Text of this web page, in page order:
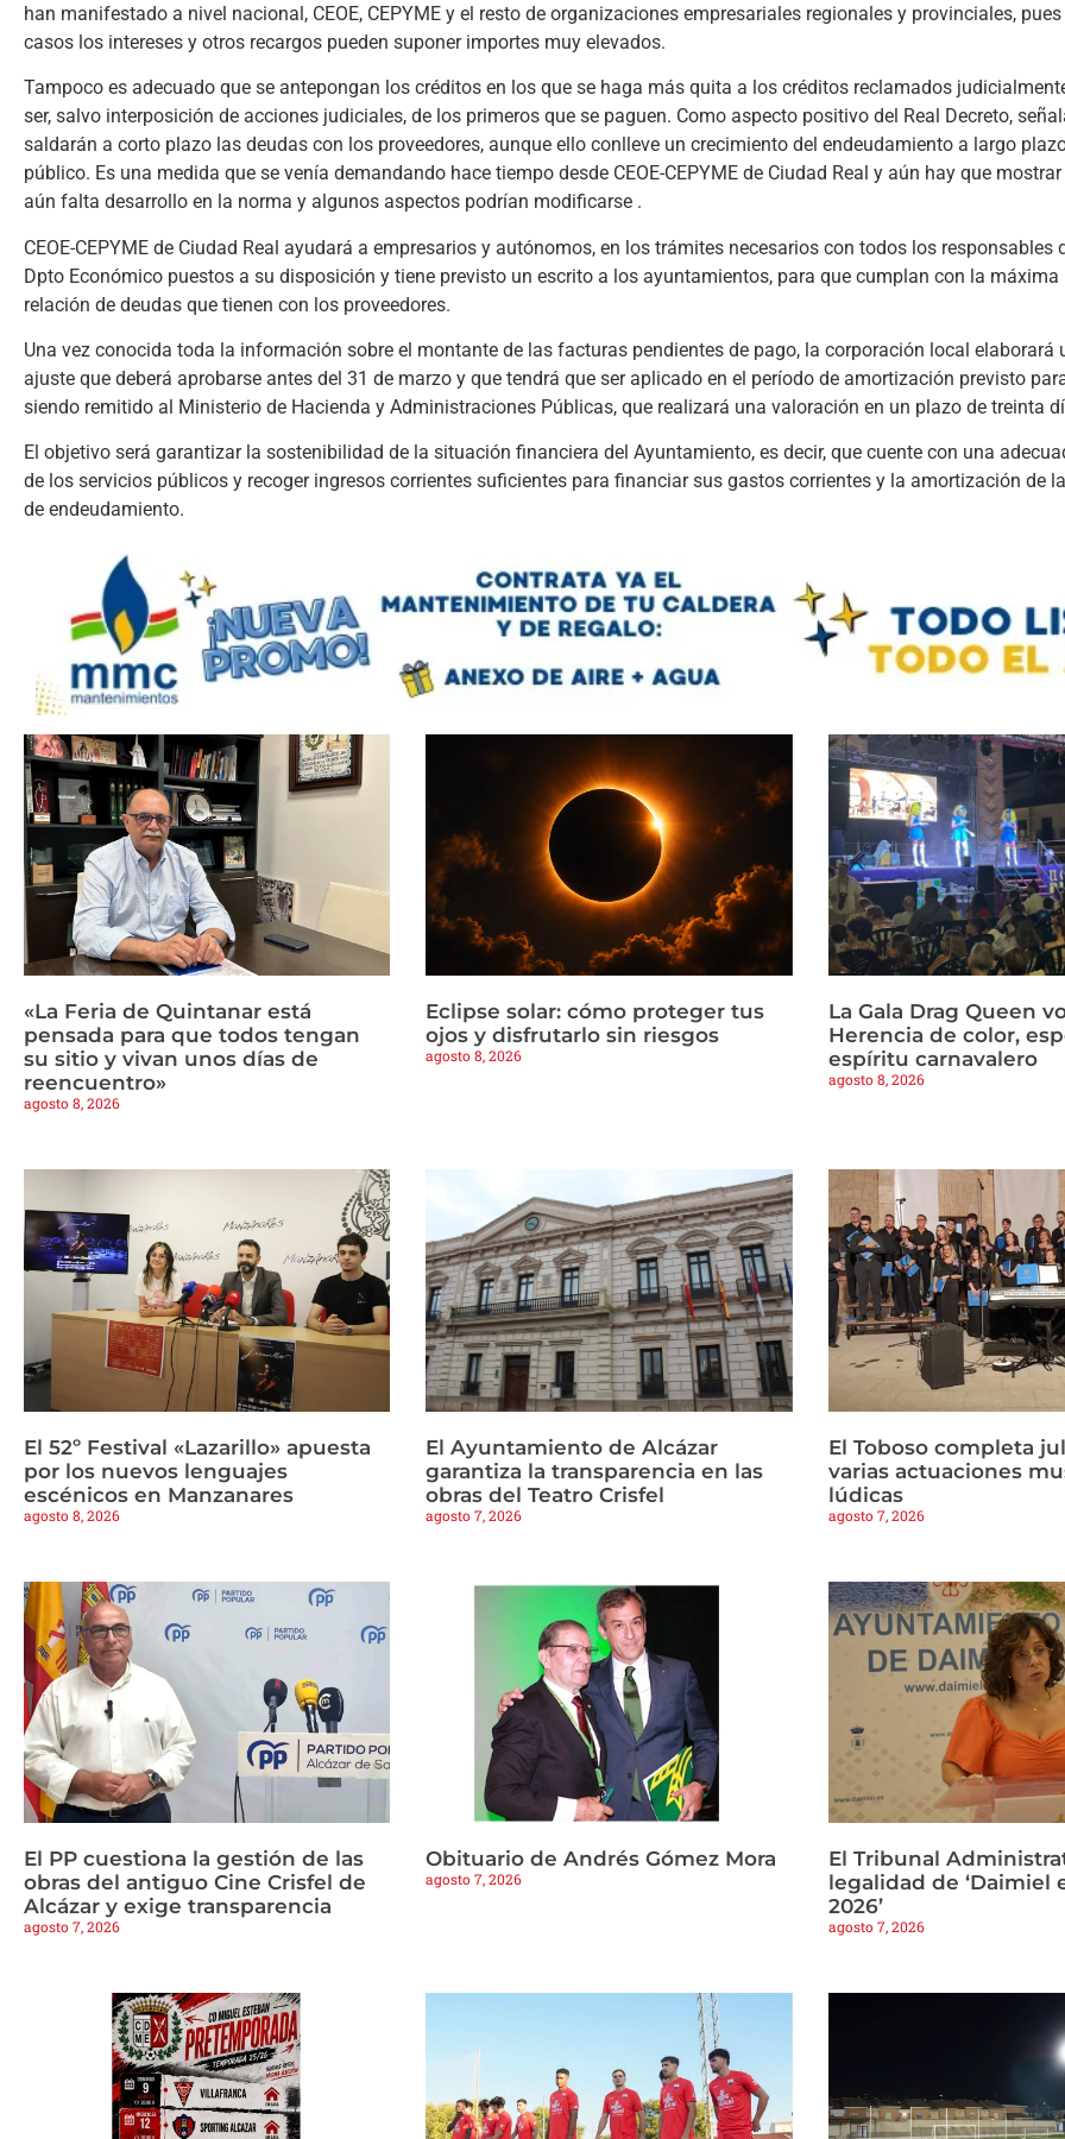
han manifestado a nivel nacional, CEOE, CEPYME y el resto de organizaciones empresariales regionales y provinciales,
casos los intereses y otros recargos pueden suponer importes muy elevados.
Tampoco es adecuado que se antepongan los créditos en los que se haga más quita a los créditos reclamados
ser, salvo interposición de acciones judiciales, de los primeros que se paguen. Como aspecto positivo del Real Decreto,
saldarán a corto plazo las deudas con los proveedores, aunque ello conlleve un crecimiento del endeudamiento a largo
público. Es una medida que se venía demandando hace tiempo desde CEOE-CEPYME de Ciudad Real y aún hay que
aún falta desarrollo en la norma y algunos aspectos podrían modificarse .
CEOE-CEPYME de Ciudad Real ayudará a empresarios y autónomos, en los trámites necesarios con todos los responsables
Dpto Económico puestos a su disposición y tiene previsto un escrito a los ayuntamientos, para que cumplan con la
relación de deudas que tienen con los proveedores.
Una vez conocida toda la información sobre el montante de las facturas pendientes de pago, la corporación local elaborará
ajuste que deberá aprobarse antes del 31 de marzo y que tendrá que ser aplicado en el período de amortización previsto
siendo remitido al Ministerio de Hacienda y Administraciones Públicas, que realizará una valoración en un plazo de treinta
El objetivo será garantizar la sostenibilidad de la situación financiera del Ayuntamiento, es decir, que cuente con una
de los servicios públicos y recoger ingresos corrientes suficientes para financiar sus gastos corrientes y la amortización de
de endeudamiento.
«La Feria de Quintanar está
pensada para que todos tengan
su sitio y vivan unos días de
reencuentro»
agosto 8, 2026
Eclipse solar: cómo proteger tus
ojos y disfrutarlo sin riesgos
agosto 8, 2026
La Gala Drag Queen
Herencia de color,
espíritu carnavalero
agosto 8, 2026
El 52º Festival «Lazarillo» apuesta
por los nuevos lenguajes
escénicos en Manzanares
agosto 8, 2026
El Ayuntamiento de Alcázar
garantiza la transparencia en las
obras del Teatro Crisfel
agosto 7, 2026
El Toboso completa
varias actuaciones
lúdicas
agosto 7, 2026
El PP cuestiona la gestión de las
obras del antiguo Cine Crisfel de
Alcázar y exige transparencia
agosto 7, 2026
Obituario de Andrés Gómez Mora
agosto 7, 2026
El Tribunal
legalidad de ‘Daimiel
2026’
agosto 7, 2026